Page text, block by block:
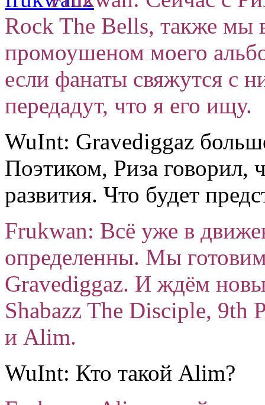
Rock The Bells, также мы
промоушеном моего
если фанаты свяжутся с
передадут, что я его ищу.
WuInt: Gravediggaz
Поэтиком, Риза говорил,
развития. Что будет
Frukwan: Всё уже в
определенны. Мы
Gravediggaz. И ждём
Shabazz The Disciple, 9th
и Alim.
WuInt: Кто такой Alim?